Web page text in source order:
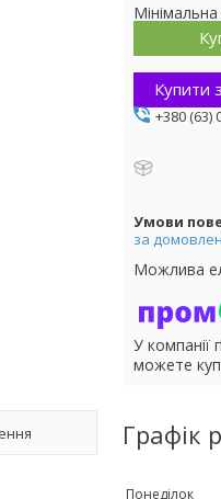
Купити з
+380 (63)
за
У компанії
можете
Графік
Понеділок